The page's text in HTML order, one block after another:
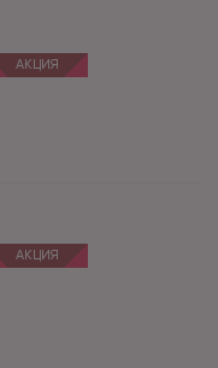
АКЦИЯ
АКЦИЯ